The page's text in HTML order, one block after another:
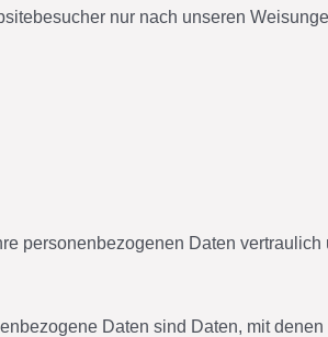
nur nach unseren
personenbezogenen Daten vertraulich
Daten sind Daten, mit